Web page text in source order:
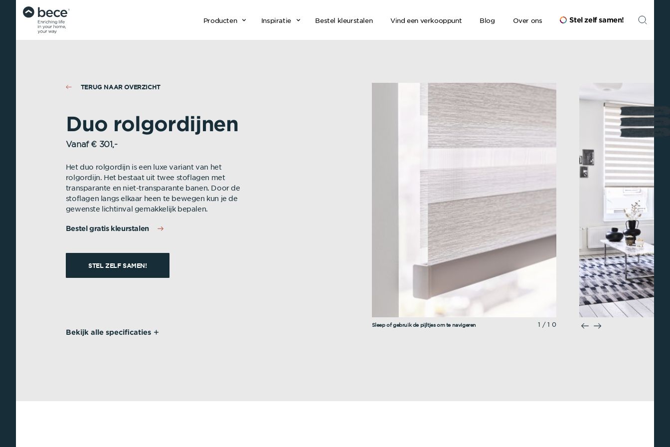
TERUG NAAR OVERZICHT
Duo rolgordijnen
Vanaf € 301,-
Het duo rolgordijn is een luxe variant van het
rolgordijn. Het bestaat uit twee stoflagen met
transparante en niet-transparante banen. Door de
stoflagen langs elkaar heen te bewegen kun je de
gewenste lichtinval gemakkelijk bepalen.
Bestel gratis kleurstalen
STEL ZELF SAMEN!
Bekijk alle specificaties
Sleep of gebruik de pijltjes om te navigeren 1/10
Producten Inspiratie Bestel kleurstalen Vind een verkooppunt Blog Over ons Stel zelf samen!